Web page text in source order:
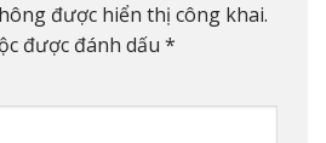
được hiển thị công khai.
được đánh dấu *